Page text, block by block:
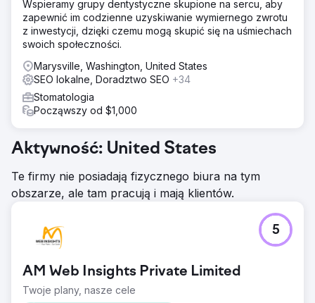
Wspieramy grupy dentystyczne skupione na sercu, aby
zapewnić im codzienne uzyskiwanie wymiernego zwrotu
z inwestycji, dzięki czemu mogą skupić się na uśmiechach
swoich społeczności.
Marysville, Washington, United States
SEO lokalne, Doradztwo SEO +34
Stomatologia
Począwszy od $1,000
Aktywność: United States
Te firmy nie posiadają fizycznego biura na tym
obszarze, ale tam pracują i mają klientów.
AM Web Insights Private Limited
Twoje plany, nasze cele
5